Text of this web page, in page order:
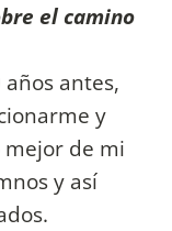
el camino
antes,
y
de mi
y así